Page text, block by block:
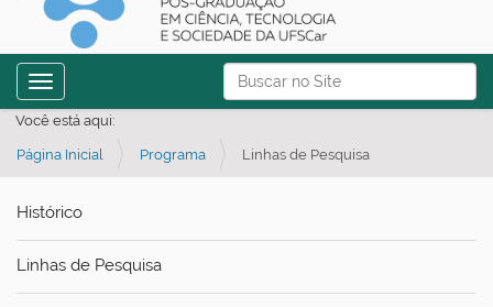
Busca
Busca Avançada…
Toggle navigation
Você está aqui:
Página Inicial Programa Linhas de Pesquisa
Histórico
Linhas de Pesquisa